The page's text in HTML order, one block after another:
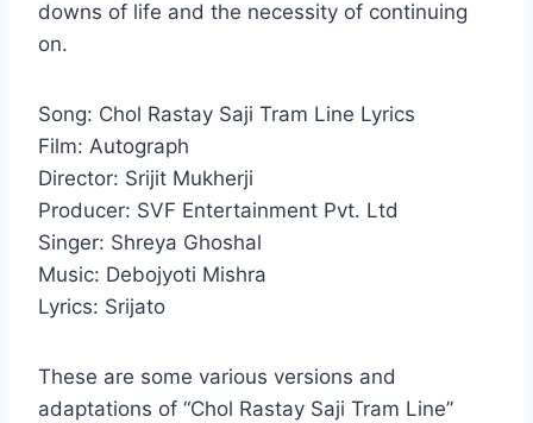
downs of life and the necessity of continuing
on.
Song: Chol Rastay Saji Tram Line Lyrics
Film: Autograph
Director: Srijit Mukherji
Producer: SVF Entertainment Pvt. Ltd
Singer: Shreya Ghoshal
Music: Debojyoti Mishra
Lyrics: Srijato
These are some various versions and
adaptations of “Chol Rastay Saji Tram Line”